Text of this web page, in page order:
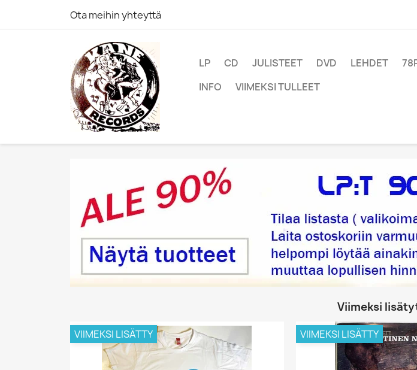
Ota meihin yhteyttä
LP CD JULISTEET DVD LEHDET
INFO
VIIMEKSI TULLEET
Viimeksi
VIIMEKSI LISÄTTY VIIMEKSI LISÄTTY